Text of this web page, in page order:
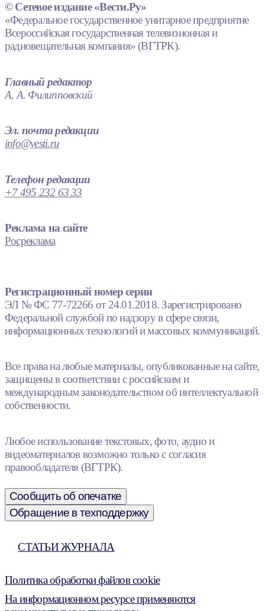
© Сетевое издание «Вести.Ру»
«Федеральное государственное унитарное предприятие
Всероссийская государственная телевизионная и
радиовещательная компания» (ВГТРК).
Главный редактор
А. А. Филипповский
Эл. почта редакции
info@vesti.ru
Телефон редакции
+7 495 232 63 33
Реклама на сайте
Росреклама
Регистрационный номер серии
ЭЛ № ФС 77-72266 от 24.01.2018. Зарегистрировано
Федеральной службой по надзору в сфере связи,
информационных технологий и массовых коммуникаций.
Все права на любые материалы, опубликованные на сайте,
защищены в соответствии с российским и
международным законодательством об интеллектуальной
собственности.
Любое использование текстовых, фото, аудио и
видеоматериалов возможно только с согласия
правообладателя (ВГТРК).
Сообщить об опечатке
Обращение в техподдержку
СТАТЬИ ЖУРНАЛА
Политика обработки файлов cookie
На информационном ресурсе применяются